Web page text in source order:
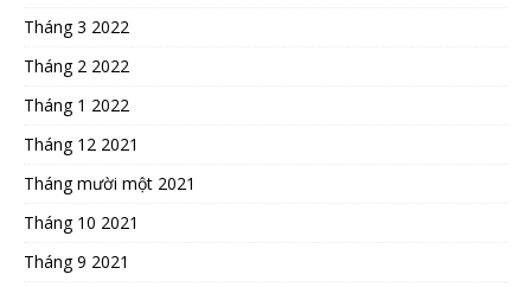
Tháng 3 2022
Tháng 2 2022
Tháng 1 2022
Tháng 12 2021
Tháng mười một 2021
Tháng 10 2021
Tháng 9 2021